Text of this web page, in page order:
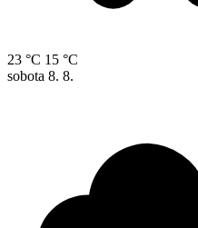
23 °C 15 °C
sobota 8. 8.